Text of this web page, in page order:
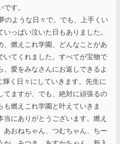
す。
のような日々で。でも、上手くい
っぱい泣いた日もありました。
、燃えこれ学園、どんなことがあ
いてくれました。すべてが宝物で
愛をみなさんにお返しできるよ
く日々にしていきます。先生に
てますが、でも、絶対に頑張るの
燃えこれ学園と叶えていきま
にありがとうございます。燃え
あおねちゃん、つむちゃん、ちー